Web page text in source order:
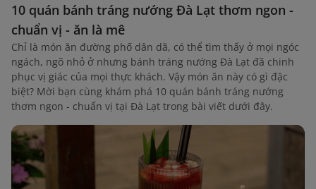
10 quán bánh tráng nướng Đà Lạt thơm ngon -
chuẩn vị - ăn là mê
Chỉ là món ăn đường phố dân dã, có thể tìm thấy ở mọi ngóc
ngách, ngõ nhỏ ở nhưng bánh tráng nướng Đà Lạt đã chinh
phục vị giác của mọi thực khách. Vậy món ăn này có gì đặc
biệt? Mời bạn cùng khám phá 10 quán bánh tráng nướng
thơm ngon - chuẩn vị tại Đà Lạt trong bài viết dưới đây.